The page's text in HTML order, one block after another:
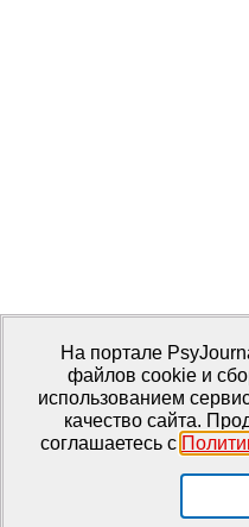
На портале
файлов cookie и
использованием
качество сайта.
соглашаетесь с